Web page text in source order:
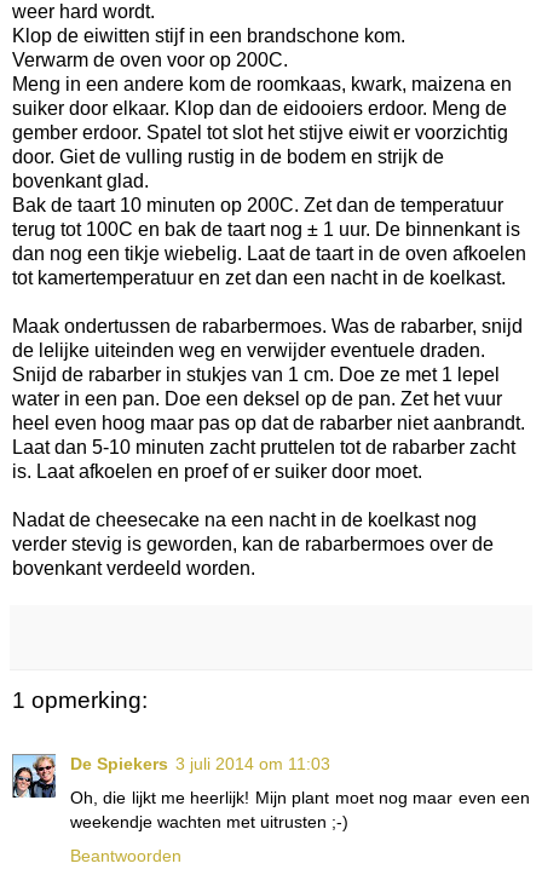
weer hard wordt.
Klop de eiwitten stijf in een brandschone kom.
Verwarm de oven voor op 200C.
Meng in een andere kom de roomkaas, kwark, maizena en
suiker door elkaar. Klop dan de eidooiers erdoor. Meng de
gember erdoor. Spatel tot slot het stijve eiwit er voorzichtig
door. Giet de vulling rustig in de bodem en strijk de
bovenkant glad.
Bak de taart 10 minuten op 200C. Zet dan de temperatuur
terug tot 100C en bak de taart nog ± 1 uur. De binnenkant is
dan nog een tikje wiebelig. Laat de taart in de oven afkoelen
tot kamertemperatuur en zet dan een nacht in de koelkast.
Maak ondertussen de rabarbermoes. Was de rabarber, snijd
de lelijke uiteinden weg en verwijder eventuele draden.
Snijd de rabarber in stukjes van 1 cm. Doe ze met 1 lepel
water in een pan. Doe een deksel op de pan. Zet het vuur
heel even hoog maar pas op dat de rabarber niet aanbrandt.
Laat dan 5-10 minuten zacht pruttelen tot de rabarber zacht
is. Laat afkoelen en proef of er suiker door moet.
Nadat de cheesecake na een nacht in de koelkast nog
verder stevig is geworden, kan de rabarbermoes over de
bovenkant verdeeld worden.
1 opmerking:
De Spiekers 3 juli 2014 om 11:03
Oh, die lijkt me heerlijk! Mijn plant moet nog maar even een
weekendje wachten met uitrusten ;-)
Beantwoorden